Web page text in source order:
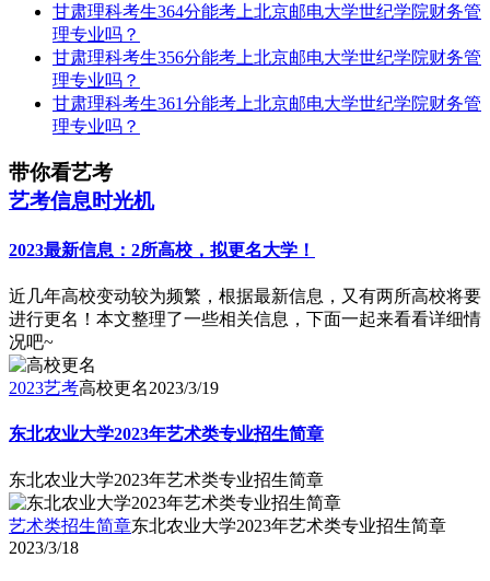
甘肃理科考生364分能考上北京邮电大学世纪学院财务管
理专业吗？
甘肃理科考生356分能考上北京邮电大学世纪学院财务管
理专业吗？
甘肃理科考生361分能考上北京邮电大学世纪学院财务管
理专业吗？
带你看艺考
艺考信息时光机
2023最新信息：2所高校，拟更名大学！
近几年高校变动较为频繁，根据最新信息，又有两所高校将要
进行更名！本文整理了一些相关信息，下面一起来看看详细情
况吧~
2023艺考高校更名2023/3/19
东北农业大学2023年艺术类专业招生简章
东北农业大学2023年艺术类专业招生简章
艺术类招生简章东北农业大学2023年艺术类专业招生简章
2023/3/18